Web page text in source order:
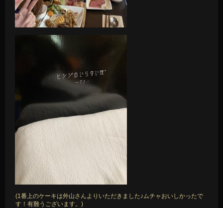
(1番上のケーキは外山さんよりいただきました♪ムチャおいしかったで
す！有難うございます。)